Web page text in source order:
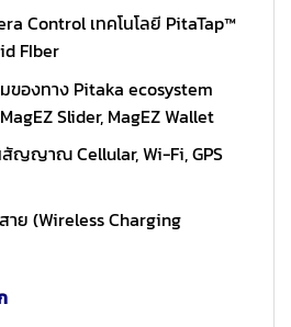
Control เทคโนโลยี PitaTap™
FIber
ของทาง Pitaka ecosystem
Slider, MagEZ Wallet
สัญญาณ Cellular, Wi-Fi, GPS
าย (Wireless Charging